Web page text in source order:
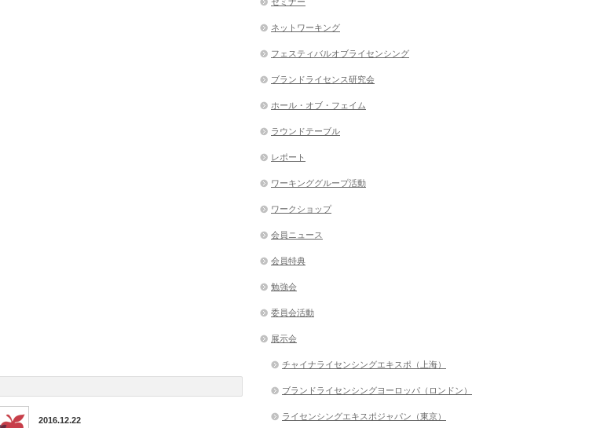
2016.12.22
ネットワーキング
フェスティバルオブライセンシング
ブランドライセンス研究会
ホール・オブ・フェイム
ラウンドテーブル
レポート
ワーキンググループ活動
ワークショップ
会員ニュース
会員特典
勉強会
委員会活動
展示会
チャイナライセンシングエキスポ（上海）
ブランドライセンシングヨーロッパ（ロンドン）
ライセンシングエキスポジャパン（東京）